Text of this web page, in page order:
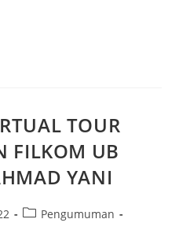
TOUR
FILKOM UB
YANI
Pengumuman